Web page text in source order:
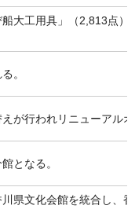
船大工用具」（2,813点
。
が行われリニューアル
となる。
県文化会館を統合し、